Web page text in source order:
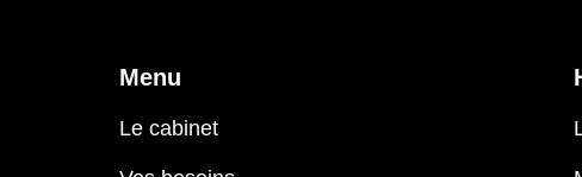
Menu
Le cabinet